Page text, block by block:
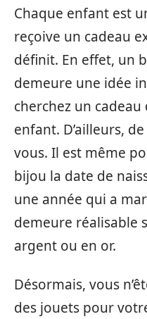
Chaque enfant est
reçoive un cadeau
définit. En effet, un
demeure une idée
cherchez un
enfant. D’ailleurs,
vous. Il est même
bijou la date de
une année qui a
demeure réalisable
argent ou en or.
Désormais, vous
des jouets pour